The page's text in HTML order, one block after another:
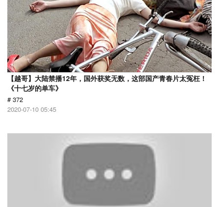
【越哥】大陆禁播12年，国外获奖无数，这部国产青春片太冤枉！
《十七岁的单车》
# 372
2020-07-10 05:45